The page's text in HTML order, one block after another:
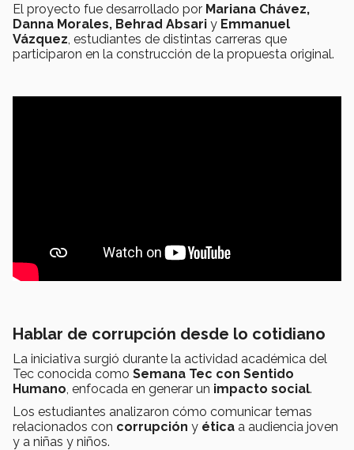
El proyecto fue desarrollado por Mariana Chávez,
Danna Morales, Behrad Absari y Emmanuel
Vázquez , estudiantes de distintas carreras que
participaron en la construcción de la propuesta original.
Hablar de corrupción desde lo cotidiano
La iniciativa surgió durante la actividad académica del
Tec conocida como Semana Tec con Sentido
Humano , enfocada en generar un impacto social.
Los estudiantes analizaron cómo comunicar temas
relacionados con corrupción y ética a audiencia joven
y a niñas y niños.